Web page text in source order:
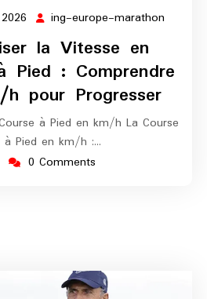
29
mars
2026
ing-europe-marathon
la Vitesse en
Pied : Comprendre
pour Progresser
à Pied en km/h La Course
à Pied en km/h :…
0 Comments